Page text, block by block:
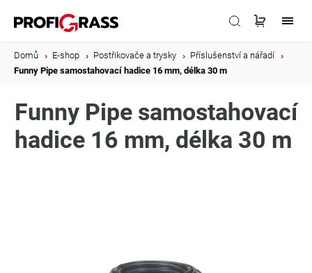
Domů E-shop Postřikovače a trysky Příslušenství a nářadí
Funny Pipe samostahovací hadice 16 mm, délka 30 m
Funny Pipe samostahovací
hadice 16 mm, délka 30 m